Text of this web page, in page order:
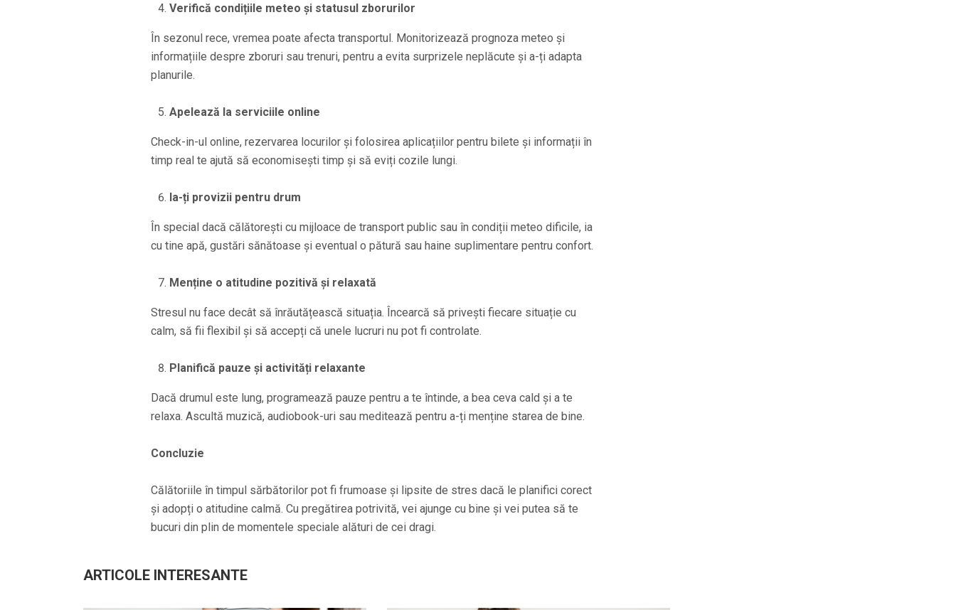
Verifică condițiile meteo și statusul zborurilor
În sezonul rece, vremea poate afecta transportul. Monitorizează prognoza meteo și
informațiile despre zboruri sau trenuri, pentru a evita surprizele neplăcute și a-ți adapta
planurile.
Apelează la serviciile online
Check-in-ul online, rezervarea locurilor și folosirea aplicațiilor pentru bilete și informații în
timp real te ajută să economisești timp și să eviți cozile lungi.
Ia-ți provizii pentru drum
În special dacă călătorești cu mijloace de transport public sau în condiții meteo dificile, ia
cu tine apă, gustări sănătoase și eventual o pătură sau haine suplimentare pentru confort.
Menține o atitudine pozitivă și relaxată
Stresul nu face decât să înrăutățească situația. Încearcă să privești fiecare situație cu
calm, să fii flexibil și să accepți că unele lucruri nu pot fi controlate.
Planifică pauze și activități relaxante
Dacă drumul este lung, programează pauze pentru a te întinde, a bea ceva cald și a te
relaxa. Ascultă muzică, audiobook-uri sau meditează pentru a-ți menține starea de bine.
Concluzie
Călătoriile în timpul sărbătorilor pot fi frumoase și lipsite de stres dacă le planifici corect
și adopți o atitudine calmă. Cu pregătirea potrivită, vei ajunge cu bine și vei putea să te
bucuri din plin de momentele speciale alături de cei dragi.
ARTICOLE INTERESANTE